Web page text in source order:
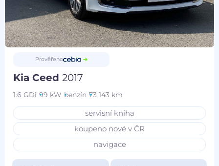
Prověřeno
Kia Ceed2017
1.6 GDi 99 kW benzín 73 143 km
servisní kniha
koupeno nové v ČR
navigace